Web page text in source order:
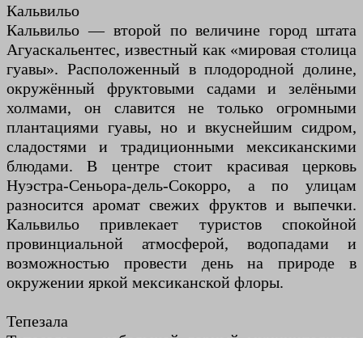
Кальвильо
Кальвильо — второй по величине город штата
Агуаскальентес, известный как «мировая столица
гуавы». Расположенный в плодородной долине,
окружённый фруктовыми садами и зелёными
холмами, он славится не только огромными
плантациями гуавы, но и вкуснейшим сидром,
сладостями и традиционными мексиканскими
блюдами. В центре стоит красивая церковь
Нуэстра-Сеньора-дель-Сокорро, а по улицам
разносится аромат свежих фруктов и выпечки.
Кальвильо привлекает туристов спокойной
провинциальной атмосферой, водопадами и
возможностью провести день на природе в
окружении яркой мексиканской флоры.
Тепезала